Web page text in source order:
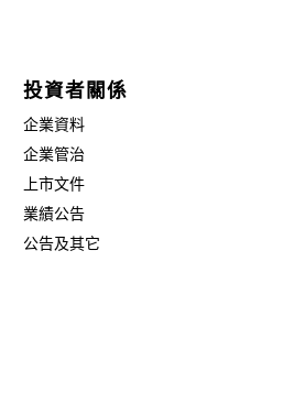
投資者關係
企業資料
企業管治
上市文件
業績公告
公告及其它